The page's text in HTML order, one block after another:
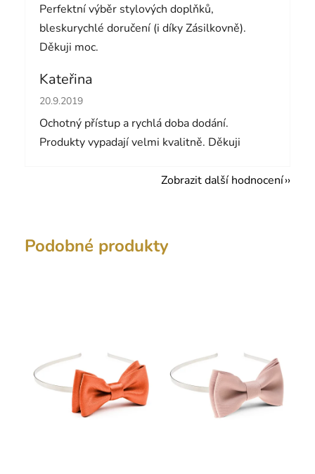
Perfektní výběr stylových doplňků,
bleskurychlé doručení (i díky Zásilkovně).
Děkuji moc.
Kateřina
Hodnocení obchodu je 5 z 5 hvězdiček.
20.9.2019
Ochotný přístup a rychlá doba dodání.
Produkty vypadají velmi kvalitně. Děkuji
Zobrazit další hodnocení
Podobné produkty